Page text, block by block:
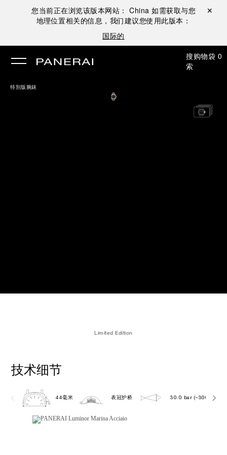
您当前正在浏览该版本网站： China 如需获取与您
地理位置相关的信息，我们建议您使用此版本：
国际的
关闭 ✕
搜
索
购物袋 0
特別版腕錶
Limited Edition
技术细节
44毫米 表冠护桥 30.0 bar (~300.0